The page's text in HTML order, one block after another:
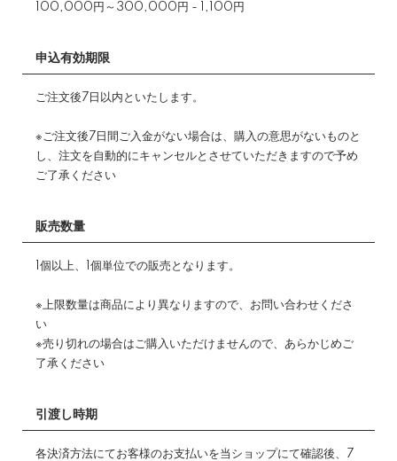
100,000円～300,000円 - 1,100円
申込有効期限
ご注文後7日以内といたします。
※ご注文後7日間ご入金がない場合は、購入の意思がないものと
し、注文を自動的にキャンセルとさせていただきますので予め
ご了承ください
販売数量
1個以上、1個単位での販売となります。
※上限数量は商品により異なりますので、お問い合わせくださ
い
※売り切れの場合はご購入いただけませんので、あらかじめご
了承ください
引渡し時期
各決済方法にてお客様のお支払いを当ショップにて確認後、7